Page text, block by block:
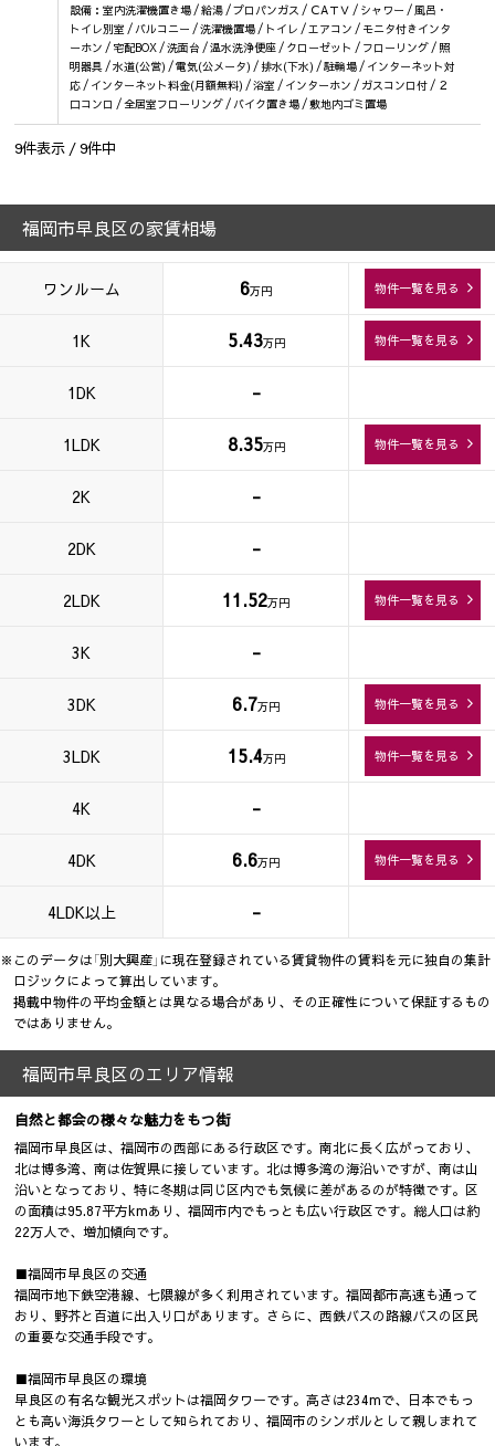
設備：室内洗濯機置き場 / 給湯 / プロパンガス / ＣAＴＶ / シャワー / 風呂・
トイレ別室 / バルコニー / 洗濯機置場 / トイレ / エアコン / モニタ付きインタ
ーホン / 宅配BOX / 洗面台 / 温水洗浄便座 / クローゼット / フローリング / 照
明器具 / 水道(公営) / 電気(公メータ) / 排水(下水) / 駐輪場 / インターネット対
応 / インターネット料金(月額無料) / 浴室 / インターホン / ガスコンロ付 / ２
口コンロ / 全居室フローリング / バイク置き場 / 敷地内ゴミ置場
9件表示 /9件中
福岡市早良区の家賃相場
ワンルーム 6万円 物件一覧を見る
1K 5.43万円 物件一覧を見る
1DK -
1LDK 8.35万円 物件一覧を見る
2K -
2DK -
2LDK 11.52万円 物件一覧を見る
3K -
3DK 6.7万円 物件一覧を見る
3LDK 15.4万円 物件一覧を見る
4K -
4DK 6.6万円 物件一覧を見る
4LDK以上 -
※このデータは「別大興産」に現在登録されている賃貸物件の賃料を元に独自の集計
ロジックによって算出しています。
掲載中物件の平均金額とは異なる場合があり、その正確性について保証するもの
ではありません。
福岡市早良区のエリア情報
自然と都会の様々な魅力をもつ街
福岡市早良区は、福岡市の西部にある行政区です。南北に長く広がっており、
北は博多湾、南は佐賀県に接しています。北は博多湾の海沿いですが、南は山
沿いとなっており、特に冬期は同じ区内でも気候に差があるのが特徴です。区
の面積は95.87平方kmあり、福岡市内でもっとも広い行政区です。総人口は約
22万人で、増加傾向です。
■福岡市早良区の交通
福岡市地下鉄空港線、七隈線が多く利用されています。福岡都市高速も通って
おり、野芥と百道に出入り口があります。さらに、西鉄バスの路線バスの区民
の重要な交通手段です。
■福岡市早良区の環境
早良区の有名な観光スポットは福岡タワーです。高さは234mで、日本でもっ
とも高い海浜タワーとして知られており、福岡市のシンボルとして親しまれて
います。